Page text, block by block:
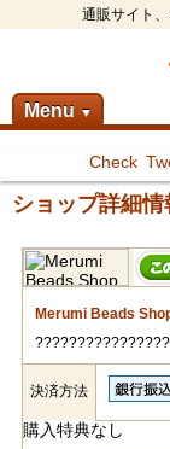
通販サイト
Menu ▼
Check
ショップ詳細情
Merumi Beads
決済方法
購入特典なし